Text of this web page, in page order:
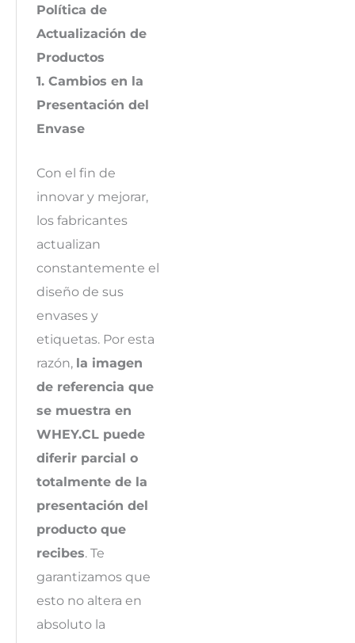
Política de
Actualización de
Productos
1. Cambios en la
Presentación del
Envase
Con el fin de
innovar y mejorar,
los fabricantes
actualizan
constantemente el
diseño de sus
envases y
etiquetas. Por esta
razón, la imagen
de referencia que
se muestra en
WHEY.CL puede
diferir parcial o
totalmente de la
presentación del
producto que
recibes. Te
garantizamos que
esto no altera en
absoluto la